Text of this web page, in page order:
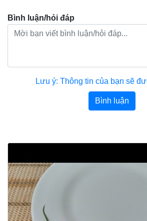
Bình luận/hỏi đáp
Lưu ý: Thông tin của bạn sẽ
Bình luận